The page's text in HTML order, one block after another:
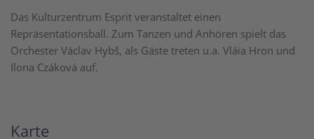
Das Kulturzentrum Esprit veranstaltet einen
Repräsentationsball. Zum Tanzen und Anhören spielt das
Orchester Václav Hybš, als Gäste treten u.a. Vláïa Hron und
Ilona Czáková auf.
Karte